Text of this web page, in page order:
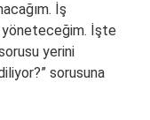
İş
yöneteceğim. İşte
yerini
sorusuna